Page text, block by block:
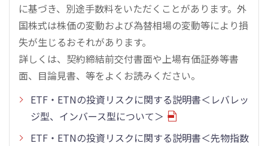
に基づき、別途手数料をいただくことがあります。外
国株式は株価の変動および為替相場の変動等により損
失が生じるおそれがあります。
詳しくは、契約締結前交付書面や上場有価証券等書
面、目論見書、等をよくお読みください。
ETF・ETNの投資リスクに関する説明書＜レバレッ
ジ型、インバース型について＞
ETF・ETNの投資リスクに関する説明書＜先物指数